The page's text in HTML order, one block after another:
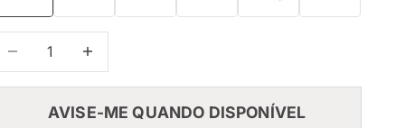
quantidade
Diminuir quantidade
AVISE-ME QUANDO DISPONÍVEL